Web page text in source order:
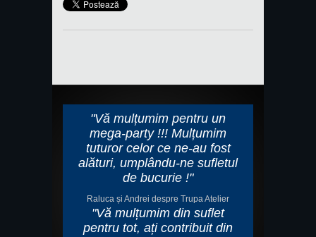
"Vă mulțumim pentru un
mega-party !!! Mulțumim
tuturor celor ce ne-au fost
alături, umplându-ne sufletul
de bucurie !"
Raluca și Andrei despre Trupa Atelier
"Vă mulțumim din suflet
pentru tot, ați contribuit din